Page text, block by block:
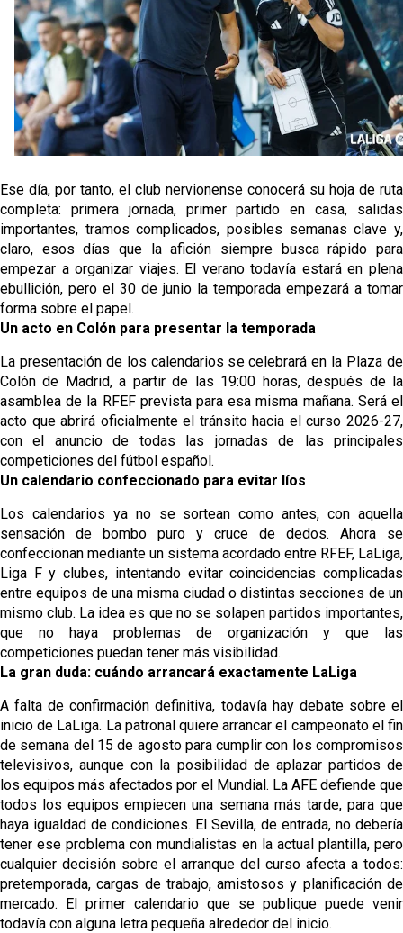
El dato que destaca a Agoumé entre las cinco
grandes ligas
Alberto Flores, muy cerca de convertirse en nuevo
jugador del Granada CF
El Granada negocia con el Sevilla FC por Alberto
Flores
El Sevilla continúa con despidos y rechaza una
oferta de 420 millones por el club
Ese día, por tanto, el club nervionense conocerá su hoja de ruta
completa: primera jornada, primer partido en casa, salidas
importantes, tramos complicados, posibles semanas clave y,
claro, esos días que la afición siempre busca rápido para
empezar a organizar viajes. El verano todavía estará en plena
ebullición, pero el 30 de junio la temporada empezará a tomar
forma sobre el papel.
Un acto en Colón para presentar la temporada
La presentación de los calendarios se celebrará en la Plaza de
Colón de Madrid, a partir de las 19:00 horas, después de la
asamblea de la RFEF prevista para esa misma mañana. Será el
acto que abrirá oficialmente el tránsito hacia el curso 2026-27,
con el anuncio de todas las jornadas de las principales
competiciones del fútbol español.
Un calendario confeccionado para evitar líos
Los calendarios ya no se sortean como antes, con aquella
sensación de bombo puro y cruce de dedos. Ahora se
confeccionan mediante un sistema acordado entre RFEF, LaLiga,
Liga F y clubes, intentando evitar coincidencias complicadas
entre equipos de una misma ciudad o distintas secciones de un
mismo club. La idea es que no se solapen partidos importantes,
que no haya problemas de organización y que las
competiciones puedan tener más visibilidad.
La gran duda: cuándo arrancará exactamente LaLiga
A falta de confirmación definitiva, todavía hay debate sobre el
inicio de LaLiga. La patronal quiere arrancar el campeonato el fin
de semana del 15 de agosto para cumplir con los compromisos
televisivos, aunque con la posibilidad de aplazar partidos de
los equipos más afectados por el Mundial. La AFE defiende que
todos los equipos empiecen una semana más tarde, para que
haya igualdad de condiciones. El Sevilla, de entrada, no debería
tener ese problema con mundialistas en la actual plantilla, pero
cualquier decisión sobre el arranque del curso afecta a todos:
pretemporada, cargas de trabajo, amistosos y planificación de
mercado. El primer calendario que se publique puede venir
todavía con alguna letra pequeña alrededor del inicio.